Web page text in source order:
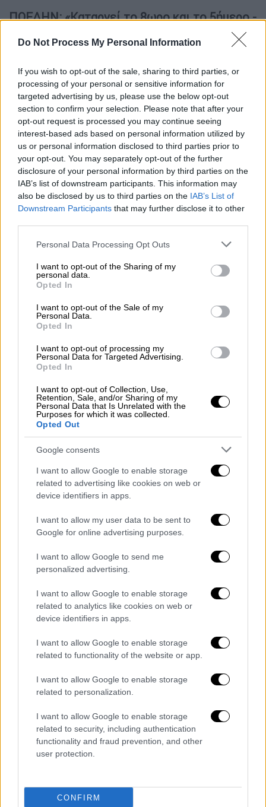
Do Not Process My Personal Information
If you wish to opt-out of the sale, sharing to third parties, or
processing of your personal or sensitive information for
targeted advertising by us, please use the below opt-out
section to confirm your selection. Please note that after your
opt-out request is processed you may continue seeing
interest-based ads based on personal information utilized by
us or personal information disclosed to third parties prior to
your opt-out. You may separately opt-out of the further
disclosure of your personal information by third parties on the
IAB’s list of downstream participants. This information may
also be disclosed by us to third parties on the IAB’s List of
Downstream Participants that may further disclose it to other
Please note that this website/app uses one or more Google
not limited to your visit or usage behaviour. You may click to
grant or deny consent to Google and its third-party tags to
use your data for below specified purposes in below Google
consent section.
Personal Data Processing Opt Outs
I want to opt-out of the Sharing of my
personal data.
Opted In
I want to opt-out of the Sale of my
Personal Data.
Opted In
I want to opt-out of processing my
Personal Data for Targeted Advertising.
Opted In
I want to opt-out of Collection, Use,
Retention, Sale, and/or Sharing of my
Personal Data that Is Unrelated with the
Purposes for which it was collected.
Opted Out
Google consents
I want to allow Google to enable storage
related to advertising like cookies on web or
device identifiers in apps.
I want to allow my user data to be sent to
Google for online advertising purposes.
I want to allow Google to send me
personalized advertising.
I want to allow Google to enable storage
related to analytics like cookies on web or
device identifiers in apps.
I want to allow Google to enable storage
related to functionality of the website or app.
I want to allow Google to enable storage
related to personalization.
I want to allow Google to enable storage
related to security, including authentication
functionality and fraud prevention, and other
user protection.
CONFIRM
ΠΟΕΔΗΝ: «Καταργεί το 8ωρο και το 5ήμερο -
του Γενικού Συμβουλίου προκηρύσσει 24ωρη
πανελλαδική απεργία, συμπληρώνοντας –
μεταξύ άλλων – στην ανακοίνωσή της: «Το
νομοσχέδιο θεσπίζει διατάξεις που
καταργούν το 8ωρο, την πενθήμερη εργασία
και ποινικοποιούν την συνδικαλιστική
δράση. Για να “ζήσει” αξιοπρεπώς ένας
εργαζόμενος θα πρέπει να αμείβεται
αναλόγως στο ωράριο εργασίας του και όχι
να αναγκάζεται να δουλεύει νυχθημερόν σε
πολλούς ή έναν εργοδότη χωρίς ανάπαυση.
Ακόμα και σήμερα εργοδότες και δημόσιο
δικαιώματα και εκμεταλλεύονται τους
εργαζόμενους με κακοπληρωμένη εργασία,
με οφειλόμενα δεκάδες ρεπό και ημέρες
κανονικών αδειών. Πόσο μάλλον μετά την
ψήφιση ενός τέτοιου νομοσχεδίου που
ελαστικοποιεί περαιτέρω τις εργασιακές
σχέσεις».
ΠΑΜΕ: «Νομοσχέδιο - κτηνωδία»
Κάλεσμα σε πανεργατική απεργία στις 21
Σεπτεμβρίου σε κάθε πόλη της χώρας
απευθύνει το ΠΑΜΕ, προκειμένου να μην
περάσει το «νομοσχέδιο - κτηνωδία» του
Υπουργείου Εργασίας. ΤοΠΑΜΕ κάνει λόγο
για νομοσχέδιο «τερατούργημα»
78ωρες δουλειάς την εβδομάδα, προχωρά
στην κατάργηση του διαλείμματος της
εργασίας, μιας σειράς επιδομάτων ως
αποτέλεσμα της κυριαρχίας των νέων
του
πενθήμερου και της Κυριακής αργίας και σε
μια σειρά νέους κλάδους όπως στη
Εργατικά κέντρα
Επίσης, αποφάσεις για απεργία έχουν πάρει
τα Εργατικά Κέντρα: Πάτρας, Λαυρίου –
Ανατ. Αττικής, Λάρισας, Ιωαννίνων, Εύβοιας,
Αρτας, ΒΣ Δωδεκανήσου, Θεσπρωτίας,
Κεφαλονιάς – Ιθάκης, Λευκάδας, Ημαθίας
«Γιώργος Βουτυράς», Σάμου, Λέσβου,
Φωκίδας. Στις κινητοποιήσεις συμμετέχουν